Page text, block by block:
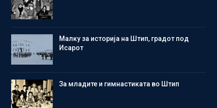
Малку за историја на Штип, градот под
Исарот
Зa младите и гимнастиката во Штип